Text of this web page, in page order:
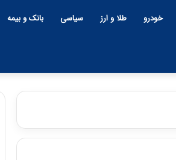
خودرو طلا و ارز سیاسی بانک و بیمه